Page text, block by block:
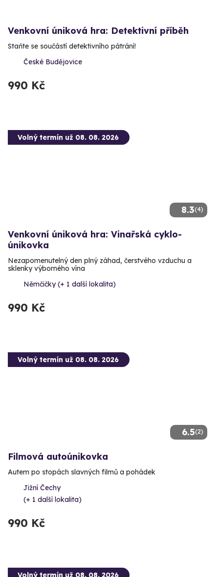
Venkovní úniková hra: Detektivní příběh
Staňte se součástí detektivního pátrání!
České Budějovice
990 Kč
8.3(4)
Volný termín už 08. 08. 2026
Venkovní úniková hra: Vinařská cyklo-
únikovka
Nezapomenutelný den plný záhad, čerstvého vzduchu a
sklenky výborného vína
Němčičky (+ 1 další lokalita)
990 Kč
6.5(2)
Volný termín už 08. 08. 2026
Filmová autoúnikovka
Autem po stopách slavných filmů a pohádek
Jižní Čechy
(+ 1 další lokalita)
990 Kč
Volný termín už 08. 08. 2026